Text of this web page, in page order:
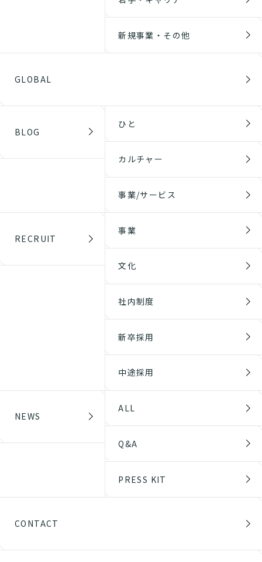
新規事業・その他
GLOBAL
BLOG
ひと
カルチャー
事業/サービス
RECRUIT
事業
文化
社内制度
新卒採用
中途採用
NEWS
ALL
Q&A
PRESS KIT
CONTACT